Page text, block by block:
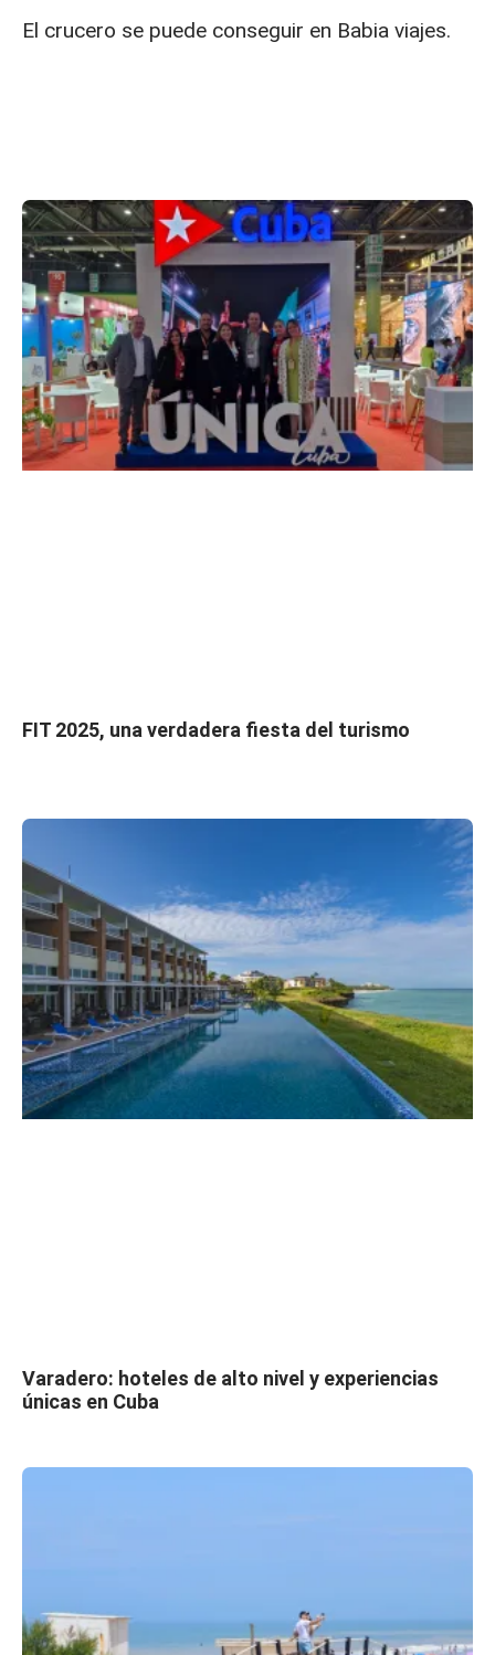
El crucero se puede conseguir en Babia viajes.
FIT 2025, una verdadera fiesta del turismo
Varadero: hoteles de alto nivel y experiencias
únicas en Cuba